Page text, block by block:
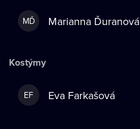
MĎ Marianna Ďuranová
Kostýmy
EF Eva Farkašová